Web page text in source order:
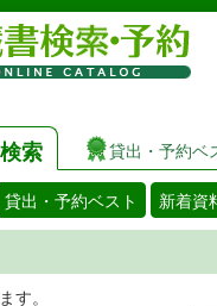
索 貸出・予約ベ
貸出・予約ベスト 新着資
とができます。